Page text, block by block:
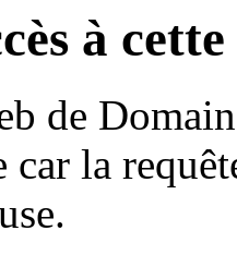
à
de
car la